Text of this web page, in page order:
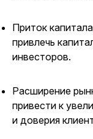
Приток
привлечь
инвесторов.
Расширение
привести к
и доверия